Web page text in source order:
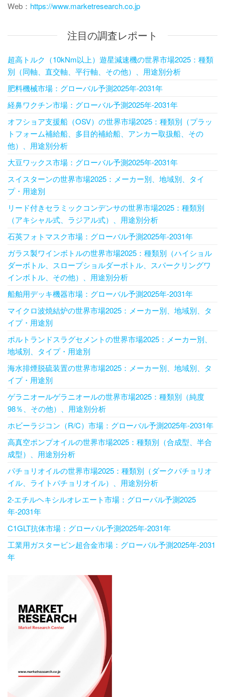
Web： https://www.marketresearch.co.jp
注目の調査レポート
超高トルク（10kNm以上）遊星減速機の世界市場2025：種類
別（同軸、直交軸、平行軸、その他）、用途別分析
肥料機械市場：グローバル予測2025年-2031年
経鼻ワクチン市場：グローバル予測2025年-2031年
オフショア支援船（OSV）の世界市場2025：種類別（プラッ
トフォーム補給船、多目的補給船、アンカー取扱船、その
他）、用途別分析
大豆ワックス市場：グローバル予測2025年-2031年
スイスターンの世界市場2025：メーカー別、地域別、タイ
プ・用途別
リード付きセラミックコンデンサの世界市場2025：種類別
（アキシャル式、ラジアル式）、用途別分析
石英フォトマスク市場：グローバル予測2025年-2031年
ガラス製ワインボトルの世界市場2025：種類別（ハイショル
ダーボトル、スロープショルダーボトル、スパークリングワ
インボトル、その他）、用途別分析
船舶用デッキ機器市場：グローバル予測2025年-2031年
マイクロ波焼結炉の世界市場2025：メーカー別、地域別、タ
イプ・用途別
ポルトランドスラグセメントの世界市場2025：メーカー別、
地域別、タイプ・用途別
海水排煙脱硫装置の世界市場2025：メーカー別、地域別、タ
イプ・用途別
ゲラニオールゲラニオールの世界市場2025：種類別（純度
98％、その他）、用途別分析
ホビーラジコン（R/C）市場：グローバル予測2025年-2031年
高真空ポンプオイルの世界市場2025：種類別（合成型、半合
成型）、用途別分析
パチョリオイルの世界市場2025：種類別（ダークパチョリオ
イル、ライトパチョリオイル）、用途別分析
2-エチルヘキシルオレエート市場：グローバル予測2025
年-2031年
C1GLT抗体市場：グローバル予測2025年-2031年
工業用ガスタービン超合金市場：グローバル予測2025年-2031
年